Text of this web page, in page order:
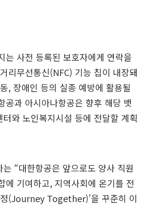
는 사전 등록된 보호자에게 연락을
리무선통신(NFC) 기능 칩이 내장돼
, 장애인 등의 실종 예방에 활용될
공과 아시아나항공은 향후 해당 뱃
와 노인복지시설 등에 전달할 계획
“대한항공은 앞으로도 양사 직원
에 기여하고, 지역사회에 온기를 전
정(Journey Together)’을 꾸준히 이